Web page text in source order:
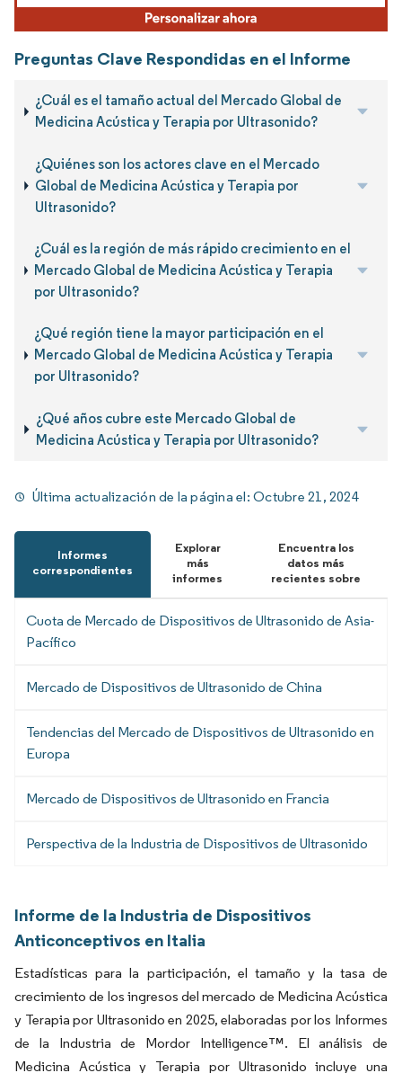
Preguntas Clave Respondidas en el Informe
¿Cuál es el tamaño actual del Mercado Global de
Medicina Acústica y Terapia por Ultrasonido?
¿Quiénes son los actores clave en el Mercado
Global de Medicina Acústica y Terapia por
Ultrasonido?
¿Cuál es la región de más rápido crecimiento en el
Mercado Global de Medicina Acústica y Terapia
por Ultrasonido?
¿Qué región tiene la mayor participación en el
Mercado Global de Medicina Acústica y Terapia
por Ultrasonido?
¿Qué años cubre este Mercado Global de
Medicina Acústica y Terapia por Ultrasonido?
Última actualización de la página el:Octubre 21, 2024
Informes
correspondientes
Explorar
más
informes
Encuentra los
datos más
recientes sobre
Cuota de Mercado de Dispositivos de Ultrasonido de Asia-
Pacífico
Mercado de Dispositivos de Ultrasonido de China
Tendencias del Mercado de Dispositivos de Ultrasonido en
Europa
Mercado de Dispositivos de Ultrasonido en Francia
Perspectiva de la Industria de Dispositivos de Ultrasonido
Informe de la Industria de Dispositivos
Anticonceptivos en Italia
Estadísticas para la participación, el tamaño y la tasa de
crecimiento de los ingresos del mercado de Medicina Acústica
y Terapia por Ultrasonido en 2025, elaboradas por los Informes
de la Industria de Mordor Intelligence™. El análisis de
Medicina Acústica y Terapia por Ultrasonido incluye una